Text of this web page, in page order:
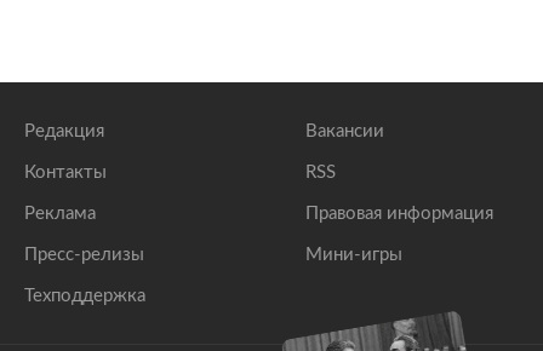
Редакция
Контакты
Реклама
Пресс-релизы
Техподдержка
Вакансии
RSS
Правовая информация
Мини-игры